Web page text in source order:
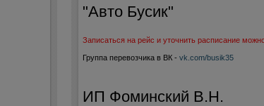
"Авто Бусик"
Записаться на рейс и уточнить расписание
Группа перевозчика в ВК - vk.com/busik35
ИП Фоминский В.Н.